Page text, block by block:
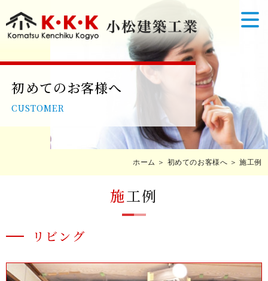
初めてのお客様へ
CUSTOMER
ホーム ＞ 初めてのお客様へ ＞ 施工例
施工例
リビング